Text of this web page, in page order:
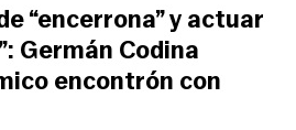
“encerrona” y actuar
Germán Codina
encontrón con